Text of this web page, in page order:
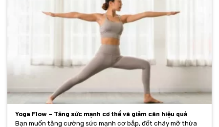
Yoga Flow – Tăng sức mạnh cơ thể và giảm cân hiệu quả
Bạn muốn tăng cường sức mạnh cơ bắp, đốt cháy mỡ thừa